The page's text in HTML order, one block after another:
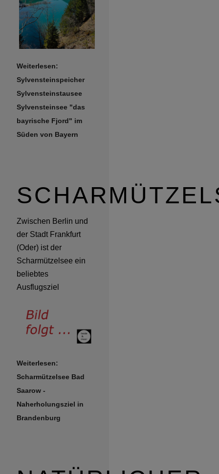
Weiterlesen:
Sylvensteinspeicher
Sylvensteinstausee
Sylvensteinsee "das
bayrische Fjord" im
Süden von Bayern
Zwischen Berlin und
der Stadt Frankfurt
(Oder) ist der
Scharmützelsee ein
beliebtes
Ausflugsziel
Weiterlesen:
Scharmützelsee Bad
Saarow -
Naherholungsziel in
Brandenburg